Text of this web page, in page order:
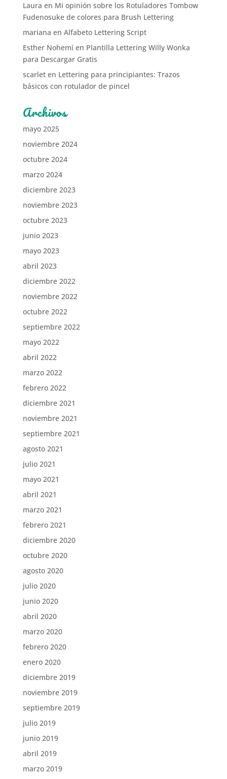
Laura en Mi opinión sobre los Rotuladores Tombow
Fudenosuke de colores para Brush Lettering
mariana en Alfabeto Lettering Script
Esther Nohemíen Plantilla Lettering Willy Wonka
para Descargar Gratis
scarleten Lettering para principiantes: Trazos
básicos con rotulador de pincel
Archivos
mayo 2025
noviembre 2024
octubre 2024
marzo 2024
diciembre 2023
noviembre 2023
octubre 2023
junio 2023
mayo 2023
abril 2023
diciembre 2022
noviembre 2022
octubre 2022
septiembre 2022
mayo 2022
abril 2022
marzo 2022
febrero 2022
diciembre 2021
noviembre 2021
septiembre 2021
agosto 2021
julio 2021
mayo 2021
abril 2021
marzo 2021
febrero 2021
diciembre 2020
octubre 2020
agosto 2020
julio 2020
junio 2020
abril 2020
marzo 2020
febrero 2020
enero 2020
diciembre 2019
noviembre 2019
septiembre 2019
julio 2019
junio 2019
abril 2019
marzo 2019